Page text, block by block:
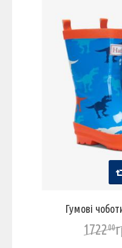
Гумові
172200